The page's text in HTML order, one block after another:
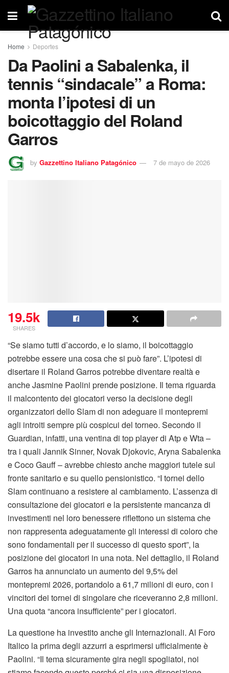
Home Deportes
Da Paolini a Sabalenka, il
tennis “sindacale” a Roma:
monta l’ipotesi di un
boicottaggio del Roland
Garros
by Gazzettino Italiano Patagónico 7 de mayo de 2026
19.5k
SHARES
“Se siamo tutti d’accordo, e lo siamo, il boicottaggio
potrebbe essere una cosa che si può fare”. L’ipotesi di
disertare il Roland Garros potrebbe diventare realtà e
anche Jasmine Paolini prende posizione. Il tema riguarda
il malcontento dei giocatori verso la decisione degli
organizzatori dello Slam di non adeguare il montepremi
agli introiti sempre più cospicui del torneo. Secondo il
Guardian, infatti, una ventina di top player di Atp e Wta –
tra i quali Jannik Sinner, Novak Djokovic, Aryna Sabalenka
e Coco Gauff – avrebbe chiesto anche maggiori tutele sul
fronte sanitario e su quello pensionistico. “I tornei dello
Slam continuano a resistere al cambiamento. L’assenza di
consultazione dei giocatori e la persistente mancanza di
investimenti nel loro benessere riflettono un sistema che
non rappresenta adeguatamente gli interessi di coloro che
sono fondamentali per il successo di questo sport”, la
posizione dei giocatori in una nota. Nel dettaglio, il Roland
Garros ha annunciato un aumento del 9,5% del
montepremi 2026, portandolo a 61,7 milioni di euro, con i
vincitori dei tornei di singolare che riceveranno 2,8 milioni.
Una quota “ancora insufficiente” per i giocatori.
La questione ha investito anche gli Internazionali. Al Foro
Italico la prima degli azzurri a esprimersi ufficialmente è
Paolini. “Il tema sicuramente gira negli spogliatoi, noi